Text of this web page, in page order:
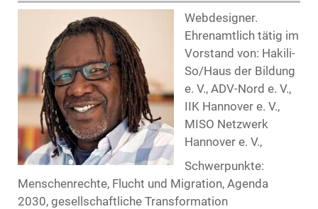
Webdesigner.
Ehrenamtlich tätig im
Vorstand von: Hakili-
So/Haus der Bildung
e. V., ADV-Nord e. V.,
IIK Hannover e. V.,
MISO Netzwerk
Hannover e. V.,
Schwerpunkte:
Menschenrechte, Flucht und Migration, Agenda
2030, gesellschaftliche Transformation